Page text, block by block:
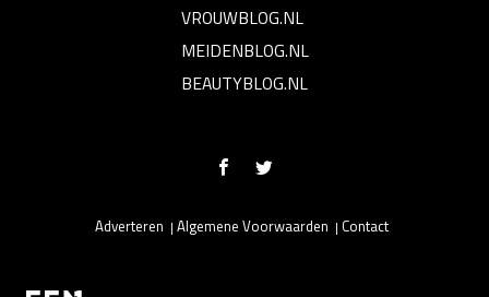
VROUWBLOG.NL
MEIDENBLOG.NL
BEAUTYBLOG.NL
Adverteren Algemene Voorwaarden Contact